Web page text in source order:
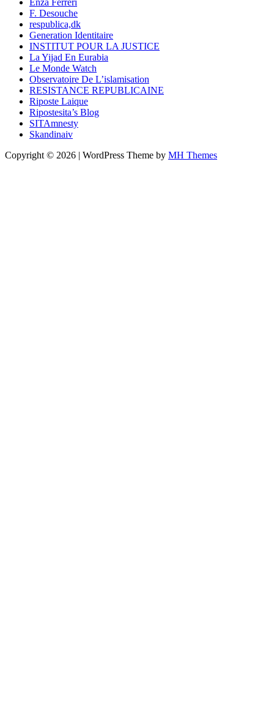
Enza Ferreri
F. Desouche
respublica,dk
Generation Identitaire
INSTITUT POUR LA JUSTICE
La Yijad En Eurabia
Le Monde Watch
Observatoire De L’islamisation
RESISTANCE REPUBLICAINE
Riposte Laique
Ripostesita’s Blog
SITAmnesty
Skandinaiv
Copyright © 2026 | WordPress Theme by MH Themes